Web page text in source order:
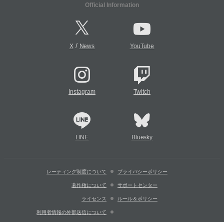
Official Information
X/ News YouTube
Instagram Twitch
LINE Bluesky
レーティング制度について プライバシーポリシー
著作権について サポートセンター
ライセンス ルール＆ポリシー
利用者情報の外部送信について